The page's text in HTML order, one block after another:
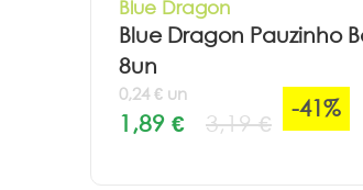
Blue Dragon
Blue Dragon Pauzinho
8un
0,24 € un
1,89 € 3,19 €
-41%